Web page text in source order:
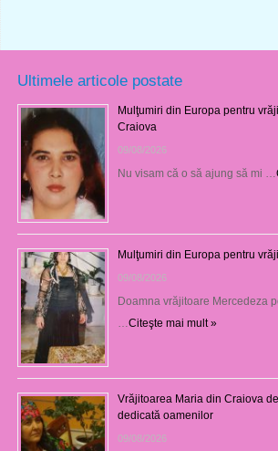
Ultimele articole postate
Mulţumiri din Europa pentru
Craiova
09/08/2026
Nu visam că o să ajung să mi …
Mulţumiri din Europa pentru
09/08/2026
Doamna vrăjitoare Mercedeza
Citeşte mai mult »
Vrăjitoarea Maria din Craiova
dedicată oamenilor
09/08/2026